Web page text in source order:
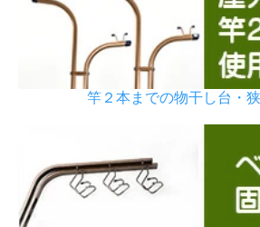
竿２本までの物干し台・